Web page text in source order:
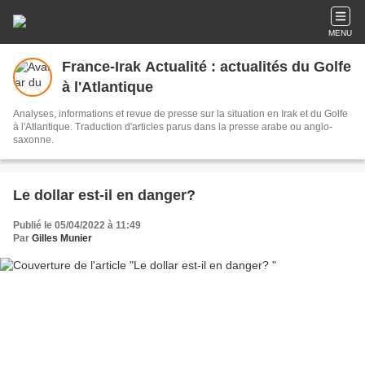
MENU
France-Irak Actualité : actualités du Golfe
à l'Atlantique
Analyses, informations et revue de presse sur la situation en Irak et du Golfe
à l'Atlantique. Traduction d'articles parus dans la presse arabe ou anglo-
saxonne.
Le dollar est-il en danger?
Publié le 05/04/2022 à 11:49
Par Gilles Munier